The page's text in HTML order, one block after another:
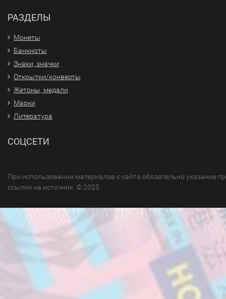
РАЗДЕЛЫ
Монеты
Банкноты
Знаки, значки
Открытки/конверты
Жетоны, медали
Марки
Литература
СОЦСЕТИ
При использовании материалов с сайта обязательно указание
ссылки на источник. © 2025